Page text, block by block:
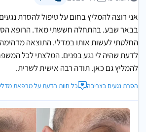
אני רוצה להמליץ בחום על טיפול להסרת
בבאר שבע. בהתחלה חששתי מאד. הרופא
החלטתי לעשות אותו במדלי. התוצאה
לדעת שהיה לי נגע בפנים. המלצתי לכל
להמליץ גם כאן. תודה רבה אישית לשרית.
הסרת נגעים בצריבה כל חוות הדעת על מרפאת מדלי